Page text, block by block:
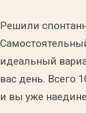
Решили
идеальный
вас день. Всего
и вы уже